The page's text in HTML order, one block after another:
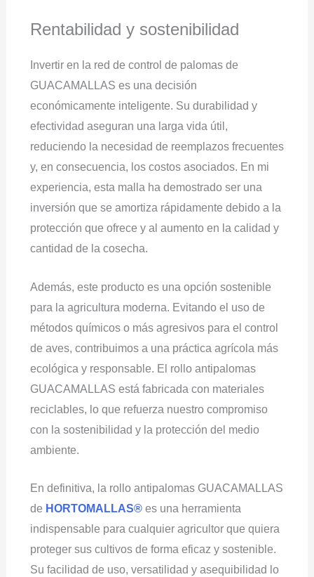
Rentabilidad y sostenibilidad
Invertir en la red de control de palomas de
GUACAMALLAS es una decisión
económicamente inteligente. Su durabilidad y
efectividad aseguran una larga vida útil,
reduciendo la necesidad de reemplazos frecuentes
y, en consecuencia, los costos asociados. En mi
experiencia, esta malla ha demostrado ser una
inversión que se amortiza rápidamente debido a la
protección que ofrece y al aumento en la calidad y
cantidad de la cosecha.
Además, este producto es una opción sostenible
para la agricultura moderna. Evitando el uso de
métodos químicos o más agresivos para el control
de aves, contribuimos a una práctica agrícola más
ecológica y responsable. El rollo antipalomas
GUACAMALLAS está fabricada con materiales
reciclables, lo que refuerza nuestro compromiso
con la sostenibilidad y la protección del medio
ambiente.
En definitiva, la rollo antipalomas GUACAMALLAS
de HORTOMALLAS®es una herramienta
indispensable para cualquier agricultor que quiera
proteger sus cultivos de forma eficaz y sostenible.
Su facilidad de uso, versatilidad y asequibilidad lo